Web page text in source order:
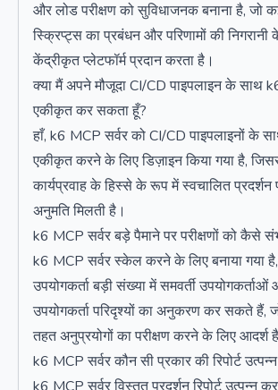
और लोड परीक्षण को सुविधाजनक बनाना है, जो
स्क्रिप्ट्स का प्रबंधन और परिणामों की
केंद्रीकृत प्लेटफॉर्म प्रदान करता है।
क्या मैं अपने मौजूदा CI/CD पाइपलाइन के साथ
एकीकृत कर सकता हूँ?
हाँ, k6 MCP सर्वर को CI/CD पाइपलाइनों के
एकीकृत करने के लिए डिज़ाइन किया गया है,
कार्यप्रवाह के हिस्से के रूप में स्वचालित प्रदर्शन
अनुमति मिलती है।
k6 MCP सर्वर बड़े पैमाने पर परीक्षणों को कैसे
k6 MCP सर्वर स्केल करने के लिए बनाया गया
उपयोगकर्ता बड़ी संख्या में समवर्ती
उपयोगकर्ता परिदृश्यों का अनुकरण कर सकते हैं,
तहत अनुप्रयोगों का परीक्षण करने के लिए आदर्श
k6 MCP सर्वर कौन सी प्रकार की रिपोर्ट